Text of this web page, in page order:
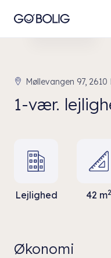
Se bolig
Møllevangen 97, 2610
1-vær.
Lejlighed 42 m2
Økonomi